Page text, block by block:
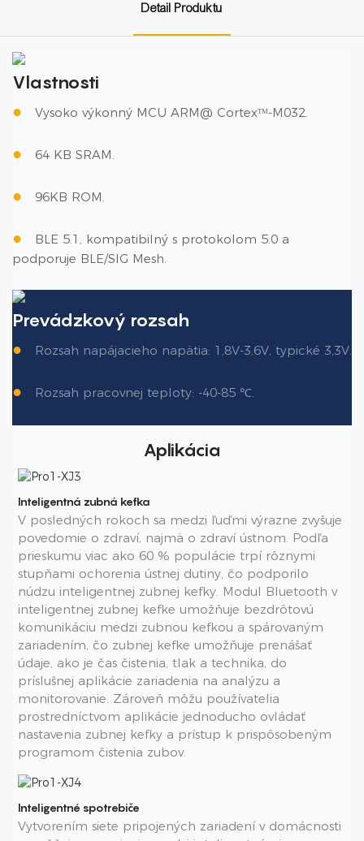
Detail Produktu
Vlastnosti
● Vysoko výkonný MCU ARM@ Cortexᵀᴹ-M032.
● 64 KB SRAM.
● 96KB ROM.
●
BLE 5.1, kompatibilný s protokolom 5.0 a
podporuje BLE/SIG Mesh.
Prevádzkový rozsah
● Rozsah napájacieho napätia: 1,8V-3,6V, typické 3,3V.
● Rozsah pracovnej teploty: -40-85 ℃.
Aplikácia
Inteligentná zubná kefka
V posledných rokoch sa medzi ľuďmi výrazne zvyšuje
povedomie o zdraví, najmä o zdraví ústnom. Podľa
prieskumu viac ako 60 % populácie trpí rôznymi
stupňami ochorenia ústnej dutiny, čo podporilo
núdzu inteligentnej zubnej kefky. Modul Bluetooth v
inteligentnej zubnej kefke umožňuje bezdrôtovú
komunikáciu medzi zubnou kefkou a spárovaným
zariadením, čo zubnej kefke umožňuje prenášať
údaje, ako je čas čistenia, tlak a technika, do
príslušnej aplikácie zariadenia na analýzu a
monitorovanie. Zároveň môžu používatelia
prostredníctvom aplikácie jednoducho ovládať
nastavenia zubnej kefky a prístup k prispôsobeným
programom čistenia zubov.
Inteligentné spotrebiče
Vytvorením siete pripojených zariadení v domácnosti